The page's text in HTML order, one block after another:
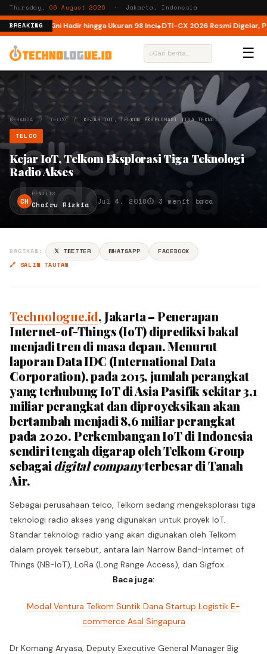
Thursday,06 August 2026 · Jakarta, Indonesia
BREAKINGKini Hadir hingga Ukuran 98 Inci DTI-CX 2026 Resmi Digelar,
⌕ ☰
BERANDA / TELCO/ KEJAR IOT, TELKOM EKSPLORASI TIGA TEKNO…
TELCO
Kejar IoT, Telkom Eksplorasi Tiga Teknologi
Radio Akses
CH
PENULIS
Choiru Rizkia Jul 4, 2018⏱ 3 menit baca
BAGIKAN: 𝕏 TWITTER WHATSAPP
FACEBOOK
🔗 SALIN TAUTAN
Technologue.id, Jakarta – Penerapan
Internet-of-Things (IoT) diprediksi bakal
menjadi tren di masa depan. Menurut
laporan Data IDC (International Data
Corporation), pada 2015, jumlah perangkat
yang terhubung IoT di Asia Pasifik sekitar 3,1
miliar perangkat dan diproyeksikan akan
bertambah menjadi 8,6 miliar perangkat
pada 2020. Perkembangan IoT di Indonesia
sendiri tengah digarap oleh Telkom Group
sebagaidigital companyterbesar di Tanah
Air.
Sebagai perusahaan telco, Telkom sedang mengeksplorasi tiga
teknologi radio akses yang digunakan untuk proyek IoT.
Standar teknologi radio yang akan digunakan oleh Telkom
dalam proyek tersebut, antara lain Narrow Band-Internet of
Things (NB-IoT), LoRa (Long Range Access), dan Sigfox.
Baca juga:
Modal Ventura Telkom Suntik Dana Startup Logistik E-
commerce Asal Singapura
Dr Komang Aryasa, Deputy Executive General Manager Big